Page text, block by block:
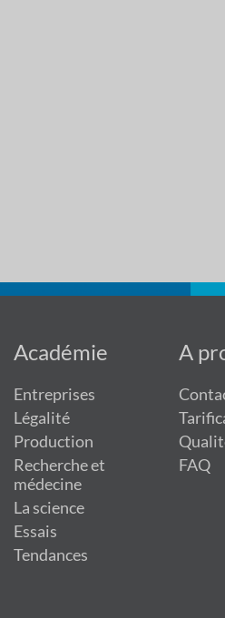
Académie
Entreprises
Légalité
Production
Recherche et
médecine
La science
Essais
Tendances
A
FAQ